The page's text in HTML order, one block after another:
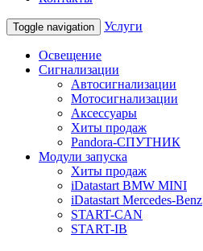
Toggle navigation Услуги
Освещение
Сигнализации
Автосигнализации
Мотосигнализации
Аксессуары
Хиты продаж
Pandora-СПУТНИК
Модули запуска
Хиты продаж
iDatastart BMW MINI
iDatastart Mercedes-Benz
START-CAN
START-IB